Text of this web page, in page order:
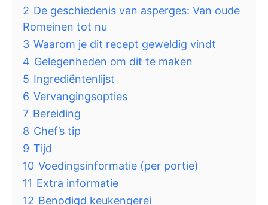
2 De geschiedenis van asperges: Van oude
Romeinen tot nu
3 Waarom je dit recept geweldig vindt
4 Gelegenheden om dit te maken
5 Ingrediëntenlijst
6 Vervangingsopties
7 Bereiding
8 Chef’s tip
9 Tijd
10 Voedingsinformatie (per portie)
11 Extra informatie
12 Benodigd keukengerei